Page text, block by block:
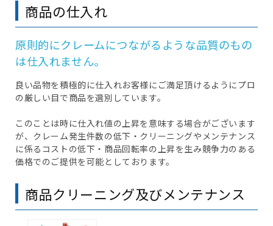
商品の仕入れ
原則的にクレームにつながるような品質のもの
は仕入れません。
良い品物を積極的に仕入れお客様にご満足頂けるようにプロ
の厳しい目で商品を選別しています。
このことは時に仕入れ値の上昇を意味する場合がございます
が、クレーム発生件数の低下・クリーニングやメンテナンス
に係るコストの低下・商品回転率の上昇を生み競争力のある
価格でのご提供を可能としております。
商品クリーニング及びメンテナンス